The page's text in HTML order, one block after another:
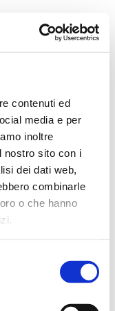
contenuti ed
media e per
inoltre
nostro sito con i
dei dati web,
combinarle
o che hanno